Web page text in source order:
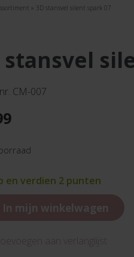
» 3D stansvel silent spark 07
stansvel
CM-007
en verdien 2 punten
In mijn winkelwagen
Toevoegen aan verlanglijst